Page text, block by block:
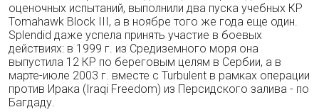
оценочных испытаний, выполнили два пуска учебных КР
Tomahawk Block III, а в ноябре того же года еще один.
Splendid даже успела принять уча­стие в боевых
действиях: в 1999 г. из Среди­земного моря она
выпустила 12 КР по берего­вым целям в Сербии, а в
марте-июле 2003 г. вместе с Turbulent в рамках операции
против Ирака (Iraqi Freedom) из Персидского зали­ва - по
Багдаду.